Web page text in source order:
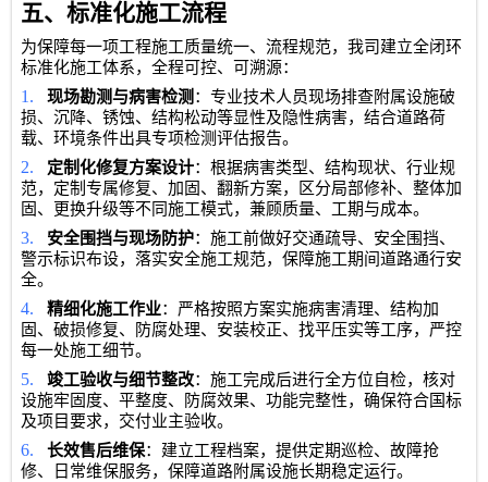
五、标准化施工流程
为保障每一项工程施工质量统一、流程规范，我司建立全闭环
标准化施工体系，全程可控、可溯源：
1. 现场勘测与病害检测 ：专业技术人员现场排查附属设施破
损、沉降、锈蚀、结构松动等显性及隐性病害，结合道路荷
载、环境条件出具专项检测评估报告。
2. 定制化修复方案设计：根据病害类型、结构现状、行业规
范，定制专属修复、加固、翻新方案，区分局部修补、整体加
固、更换升级等不同施工模式，兼顾质量、工期与成本。
3. 安全围挡与现场防护：施工前做好交通疏导、安全围挡、
警示标识布设，落实安全施工规范，保障施工期间道路通行安
全。
4. 精细化施工作业：严格按照方案实施病害清理、结构加
固、破损修复、防腐处理、安装校正、找平压实等工序，严控
每一处施工细节。
5. 竣工验收与细节整改：施工完成后进行全方位自检，核对
设施牢固度、平整度、防腐效果、功能完整性，确保符合国标
及项目要求，交付业主验收。
6. 长效售后维保：建立工程档案，提供定期巡检、故障抢
修、日常维保服务，保障道路附属设施长期稳定运行。